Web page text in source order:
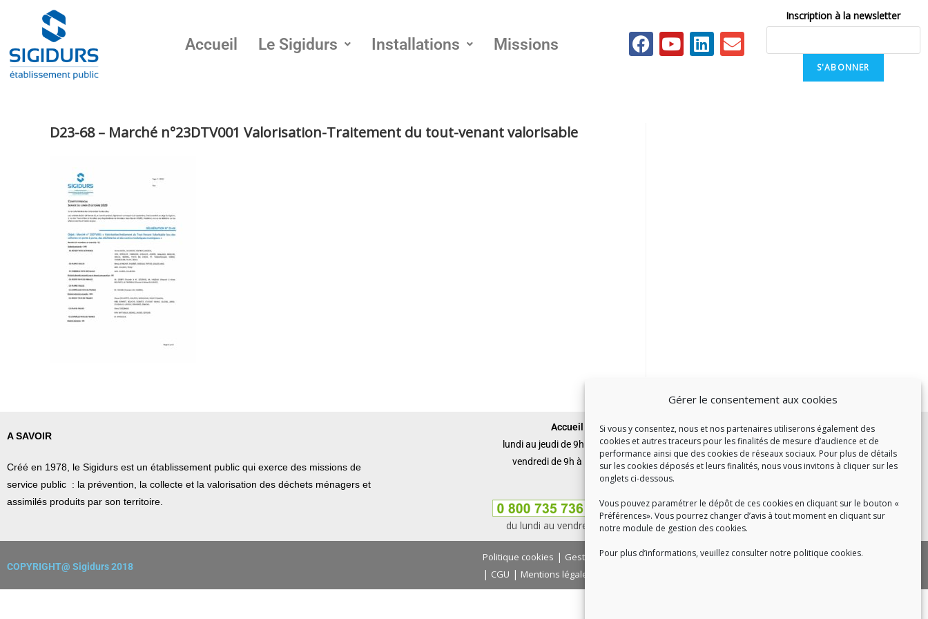
Gérer le consentement aux cookies
Si vous y consentez, nous et nos partenaires utiliserons également des
cookies et autres traceurs pour les finalités de mesure d’audience et de
performance ainsi que des cookies de réseaux sociaux. Pour plus de détails
sur les cookies déposés et leurs finalités, nous vous invitons à cliquer sur les
onglets ci-dessous.
Vous pouvez paramétrer le dépôt de ces cookies en cliquant sur le bouton «
Préférences». Vous pourrez changer d’avis à tout moment en cliquant sur
notre module de gestion des cookies.
Pour plus d’informations, veuillez consulter notre politique cookies.
Accueil Le Sigidurs Installations Missions
Inscription à la newsletter
S'ABONNER
D23-68 – Marché n°23DTV001 Valorisation-Traitement du tout-venant valorisable
A SAVOIR
Créé en 1978, le Sigidurs est un établissement public qui exerce des missions de
service public : la prévention, la collecte et la valorisation des déchets ménagers et
assimilés produits par son territoire.
Accueil du public :
lundi au jeudi de 9h à 12h et de 14h à 17h
vendredi de 9h à 12h et de 14h à 16h
du lundi au vendredi, de 8h30 à 18h30
COPYRIGHT@ Sigidurs 2018
Politique cookies | Gestion des cookies|Politique de confidentialité
| CGU | Mentions légales